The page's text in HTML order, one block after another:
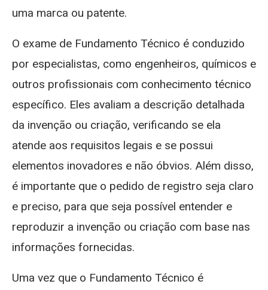
uma marca ou patente.
O exame de Fundamento Técnico é conduzido
por especialistas, como engenheiros, químicos e
outros profissionais com conhecimento técnico
específico. Eles avaliam a descrição detalhada
da invenção ou criação, verificando se ela
atende aos requisitos legais e se possui
elementos inovadores e não óbvios. Além disso,
é importante que o pedido de registro seja claro
e preciso, para que seja possível entender e
reproduzir a invenção ou criação com base nas
informações fornecidas.
Uma vez que o Fundamento Técnico é